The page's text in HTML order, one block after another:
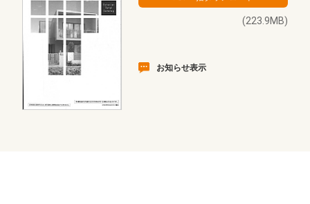
(223.9MB)
お知らせ表示